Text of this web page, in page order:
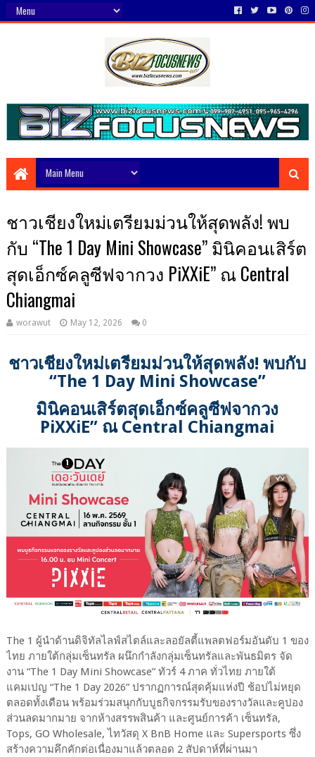
ชาวเชียงใหม่เตรียมม่วนให้สุดพลัง! พบ
กับ “The 1 Day Mini Showcase” มินิคอนเสิร์ต
สุดเอ็กซ์คลูซีฟจากวง PiXXiE” ณ Central
Chiangmai
worawut May 12, 2026 0
ชาวเชียงใหม่เตรียมม่วนให้สุดพลัง! พบกับ
“The 1 Day Mini Showcase”
มินิคอนเสิร์ตสุดเอ็กซ์คลูซีฟจากวง
PiXXiE” ณ Central Chiangmai
The 1 ผู้นำด้านดิจิทัลไลฟ์สไตล์และลอยัลตี้แพลตฟอร์มอันดับ 1 ของ
ไทย ภายใต้กลุ่มเซ็นทรัล ผนึกกำลังกลุ่มเซ็นทรัลและพันธมิตร จัด
งาน “The 1 Day Mini Showcase” ทัวร์ 4 ภาค ทั่วไทย ภายใต้
แคมเปญ “The 1 Day 2026” ปรากฏการณ์สุดคุ้มแห่งปี ช้อปไม่หยุด
ตลอดทั้งเดือน พร้อมร่วมสนุกกับบูธกิจกรรมรับของรางวัลและคูปอง
ส่วนลดมากมาย จากห้างสรรพสินค้า และศูนย์การค้า เซ็นทรัล,
Tops, GO Wholesale, ไทวัสดุ X BnB Home และ Supersports ซึ่ง
สร้างความคึกคักต่อเนื่องมาแล้วตลอด 2 สัปดาห์ที่ผ่านมา